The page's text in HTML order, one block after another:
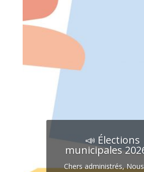
📣 Élections
municipales
Chers administrés,